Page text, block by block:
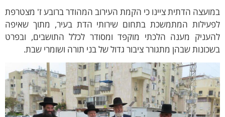
הדתית ציינו כי הקמת העירוב המהודר ברובע ז' מצטרפת
המתמשכת בתחום שירותי הדת בעיר, מתוך שאיפה
מענה הלכתי מוקפד ומסודר לכלל התושבים, ובפרט
שבהן מתגורר ציבור גדול של בני תורה ושומרי שבת.